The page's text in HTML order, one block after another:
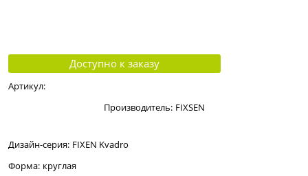
Доступно к заказу
Артикул:
Производитель: FIXSEN
Дизайн-серия: FIXEN Kvadro
Форма: круглая